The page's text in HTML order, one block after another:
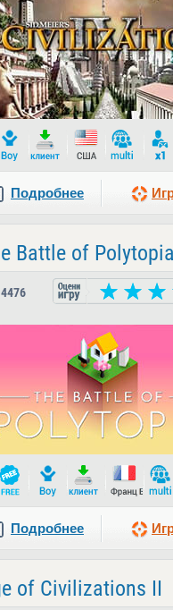
Prev
Подробнее
Battle of Polytopia
4476
Prev
Подробнее
of Civilizations II